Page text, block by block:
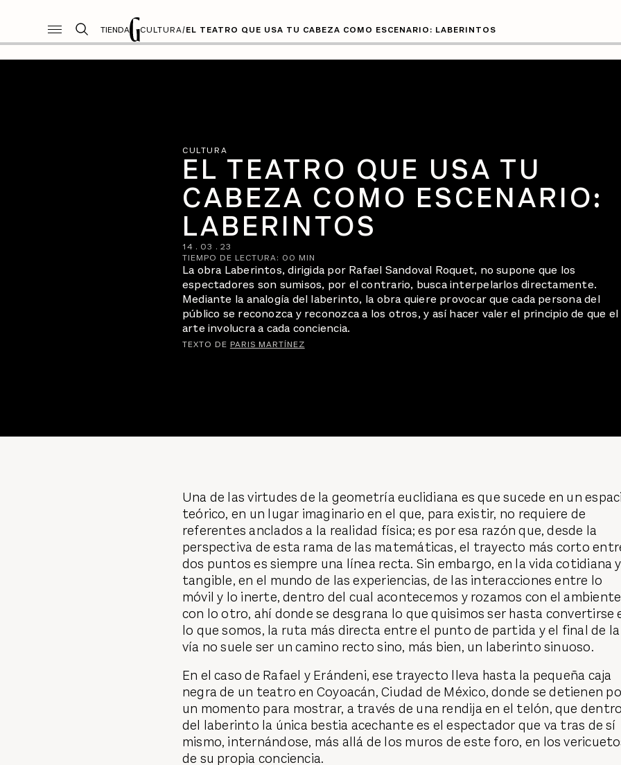
TIENDA CULTURA/EL TEATRO QUE USA TU CABEZA COMO ESCENARIO: LABERINTOS
CULTURA
EL TEATRO QUE USA TU
CABEZA COMO ESCENARIO:
LABERINTOS
14 . 03 . 23
TIEMPO DE LECTURA: 00 MIN
La obra Laberintos, dirigida por Rafael Sandoval Roquet, no supone que los
espectadores son sumisos, por el contrario, busca interpelarlos directamente.
Mediante la analogía del laberinto, la obra quiere provocar que cada persona del
público se reconozca y reconozca a los otros, y así hacer valer el principio de que el
arte involucra a cada conciencia.
TEXTO DE PARIS MARTÍNEZ
Una de las virtudes de la geometría euclidiana es que sucede en un
teórico, en un lugar imaginario en el que, para existir, no requiere de
referentes anclados a la realidad física; es por esa razón que, desde la
perspectiva de esta rama de las matemáticas, el trayecto más corto
dos puntos es siempre una línea recta. Sin embargo, en la vida cotidiana y
tangible, en el mundo de las experiencias, de las interacciones entre lo
móvil y lo inerte, dentro del cual acontecemos y rozamos con el
con lo otro, ahí donde se desgrana lo que quisimos ser hasta convertirse
lo que somos, la ruta más directa entre el punto de partida y el final de la
vía no suele ser un camino recto sino, más bien, un laberinto sinuoso.
En el caso de Rafael y Erándeni, ese trayecto lleva hasta la pequeña caja
negra de un teatro en Coyoacán, Ciudad de México, donde se detienen
un momento para mostrar, a través de una rendija en el telón, que
del laberinto la única bestia acechante es el espectador que va tras de sí
mismo, internándose, más allá de los muros de este foro, en los
de su propia conciencia.